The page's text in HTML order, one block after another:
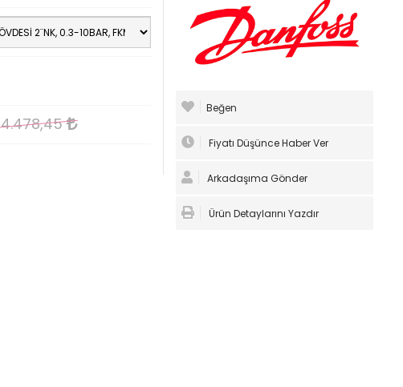
Beğen
Fiyatı Düşünce Haber Ver
Arkadaşıma Gönder
Ürün Detaylarını Yazdır